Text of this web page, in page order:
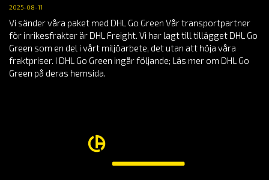
2025-08-11
Vi sänder våra paket med DHL Go Green Vår transportpartner
för inrikesfrakter är DHL Freight. Vi har lagt till tillägget DHL Go
Green som en del i vårt miljöarbete, det utan att höja våra
fraktpriser. I DHL Go Green ingår följande; Läs mer om DHL Go
Green på deras hemsida.